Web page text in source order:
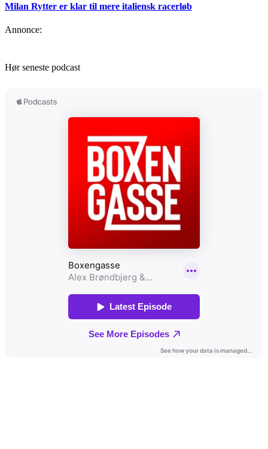
Milan Rytter er klar til mere italiensk racerløb
Annonce:
Hør seneste podcast